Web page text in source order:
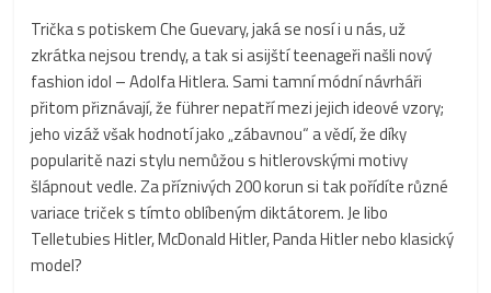
Trička s potiskem Che Guevary, jaká se nosí i u nás, už
zkrátka nejsou trendy, a tak si asijští teenageři našli nový
fashion idol – Adolfa Hitlera. Sami tamní módní návrháři
přitom přiznávají, že führer nepatří mezi jejich ideové vzory;
jeho vizáž však hodnotí jako „zábavnou“ a vědí, že díky
popularitě nazi stylu nemůžou s hitlerovskými motivy
šlápnout vedle. Za příznivých 200 korun si tak pořídíte různé
variace triček s tímto oblíbeným diktátorem. Je libo
Telletubies Hitler, McDonald Hitler, Panda Hitler nebo klasický
model?